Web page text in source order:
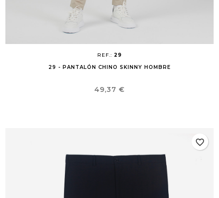
REF.: 29
29 - PANTALÓN CHINO SKINNY HOMBRE
Precio
49,37 €
favorite_border